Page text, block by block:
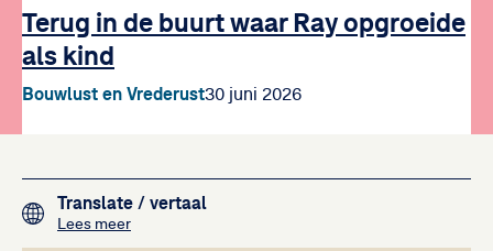
Terug in de buurt waar Ray opgroeide
als kind
Bouwlust en Vrederust30 juni 2026
Translate / vertaal
Lees meerover het vertalen van de teksten op deze website